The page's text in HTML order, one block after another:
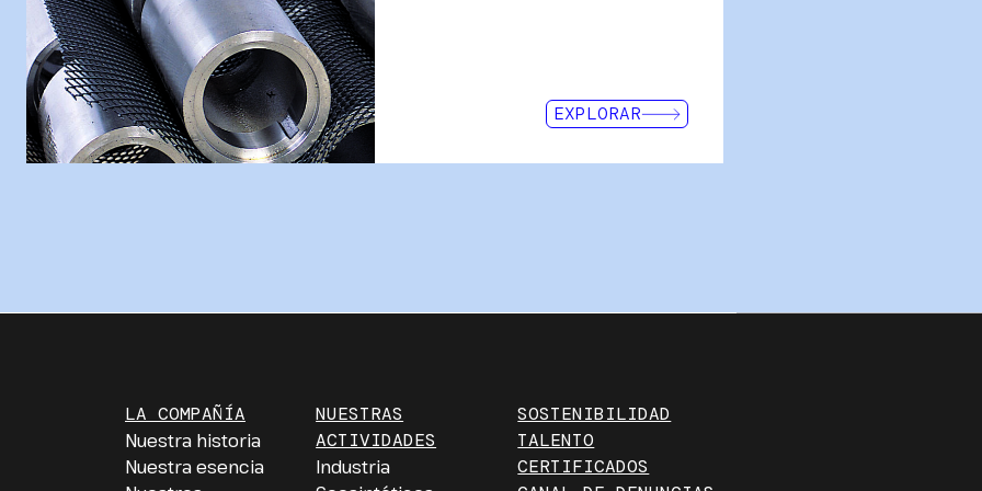
EXPLORAR
LA COMPAÑÍA
Nuestra historia
Nuestra esencia
NUESTRAS
ACTIVIDADES
Industria
SOSTENIBILIDAD
TALENTO
CERTIFICADOS